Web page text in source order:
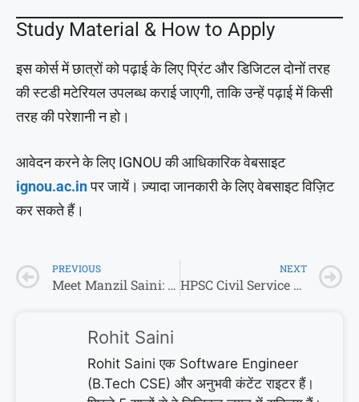
Study Material & How to Apply
इस कोर्स में छात्रों को पढ़ाई के लिए प्रिंट और डिजिटल दोनों तरह
की स्टडी मटेरियल उपलब्ध कराई जाएगी, ताकि उन्हें पढ़ाई में किसी
तरह की परेशानी न हो।
आवेदन करने के लिए IGNOU की आधिकारिक वेबसाइट
ignou.ac.inपर जायें। ज़्यादा जानकारी के लिए वेबसाइट विज़िट
कर सकते हैं।
PREVIOUS
Meet Manzil Saini: असली Lady Singham, ट्रेनिंग में ही कर दिया ऐसा काम कि हिल गई थी पूरी सरकार!
NEXT
HPSC Civil Service 2026 के लिए 102 पदों पर निकाली भर्तियां, जानें कैसे करें अप्लाई
Rohit Saini
Rohit Saini एक Software Engineer
(B.Tech CSE) और अनुभवी कंटेंट राइटर हैं।